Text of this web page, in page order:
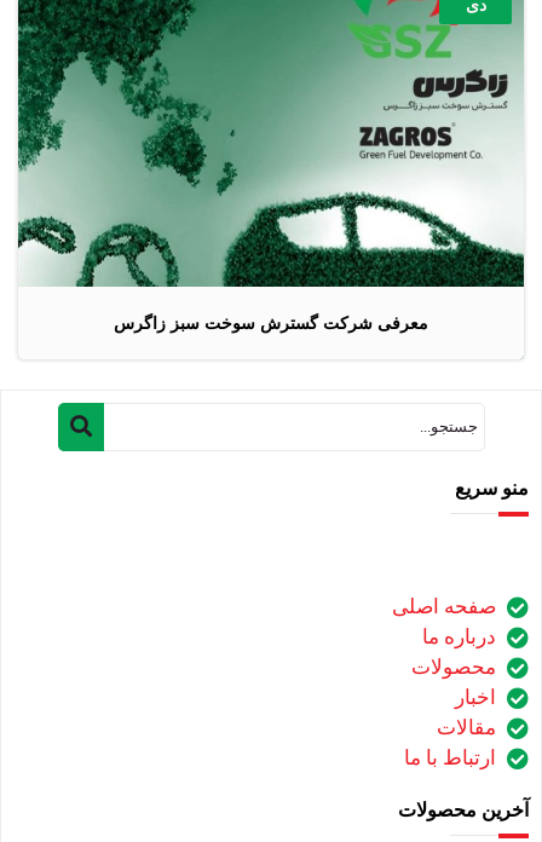
معرفی شرکت گسترش سوخت سبز زاگرس
دی
منو سریع
صفحه اصلی
درباره ما
محصولات
اخبار
مقالات
ارتباط با ما
آخرین محصولات